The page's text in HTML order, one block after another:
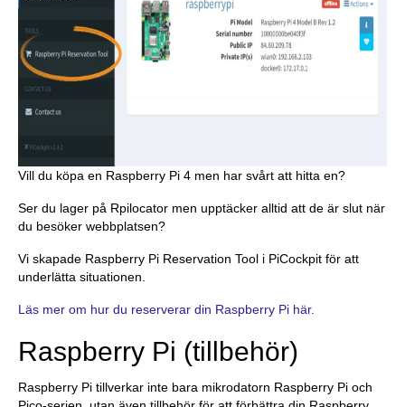
Vill du köpa en Raspberry Pi 4 men har svårt att hitta en?
Ser du lager på Rpilocator men upptäcker alltid att de är slut när
du besöker webbplatsen?
Vi skapade Raspberry Pi Reservation Tool i PiCockpit för att
underlätta situationen.
Läs mer om hur du reserverar din Raspberry Pi här.
Raspberry Pi (tillbehör)
Raspberry Pi tillverkar inte bara mikrodatorn Raspberry Pi och